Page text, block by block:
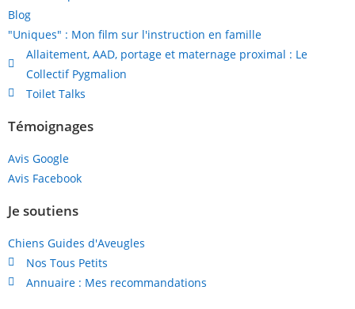
Blog
"Uniques" : Mon film sur l'instruction en famille
Allaitement, AAD, portage et maternage proximal : Le
Collectif Pygmalion
Toilet Talks
Témoignages
Avis Google
Avis Facebook
Je soutiens
Chiens Guides d'Aveugles
Nos Tous Petits
Annuaire : Mes recommandations